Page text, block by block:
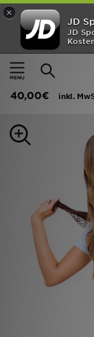
×
JD
JD
Home
Frauen
adidas Schmal
40,00€
inkl.
ANGEBOTE
Neuheiten
Kinder
Marken
Fußball